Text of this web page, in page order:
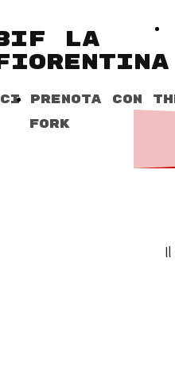
LA
PRENOTA CON
FORK